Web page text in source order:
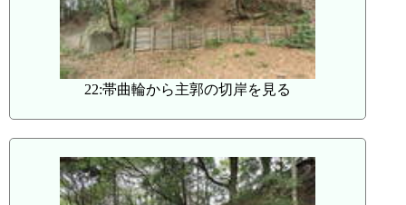
22:帯曲輪から主郭の切岸を見る